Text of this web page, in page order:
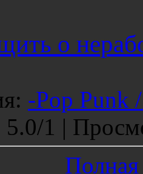
о
: -Pop Punk
5.0/1 |
Полная